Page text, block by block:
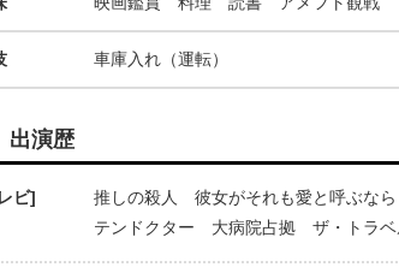
車庫入れ（運転）
出演歴
ビ]
推しの殺人 彼女がそれも愛と呼ぶ
テンドクター 大病院占拠 ザ・トラ